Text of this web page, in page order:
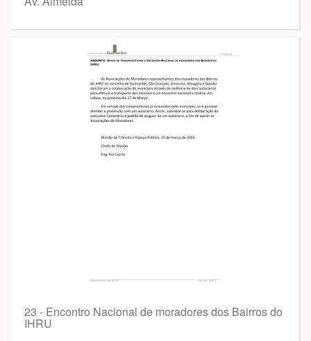
23 - Encontro Nacional de moradores dos Bairros do
IHRU